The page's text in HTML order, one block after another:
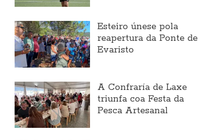
Esteiro únese pola
reapertura da Ponte de
Evaristo
A Confraría de Laxe
triunfa coa Festa da
Pesca Artesanal